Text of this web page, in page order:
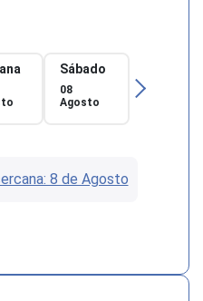
Sábado
08
Agosto
8 de Agosto